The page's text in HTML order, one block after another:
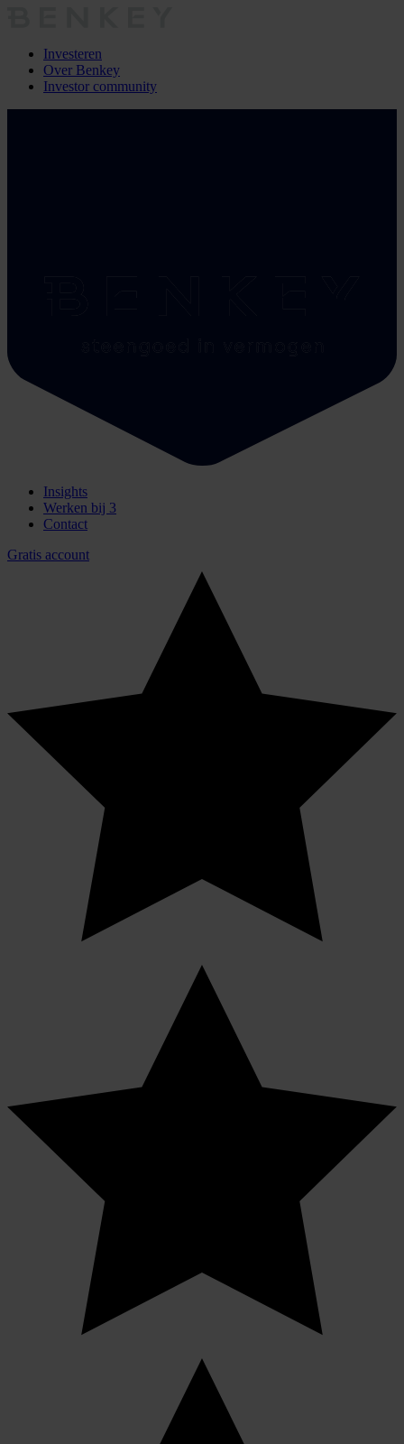
Investeren
Over Benkey
Investor community
Insights
Werken bij 3
Contact
Gratis account